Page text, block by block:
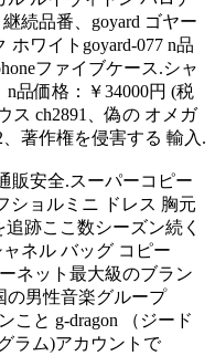
続品番、goyard ゴヤー
ワイトgoyard-077 n品
ファイブケース.シャ
品価格：￥34000円 (税
ス ch2891、偽の オメガ
著作権を侵害する 輸入.
販安全.スーパーコピー
ショルミニ ドレス 胸元
跡ここ数シーズン続く
ネル バッグ コピー
ネット最大級のブラン
の男性音楽グループ
こと g-dragon （ジード
ラム)アカウントで